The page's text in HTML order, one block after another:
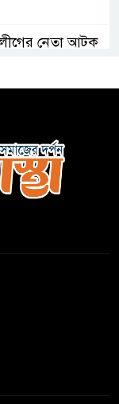
নেতা আটক
নেতারা
শেখ হাসিনা
আটকে দিলো
ক্ষোভ